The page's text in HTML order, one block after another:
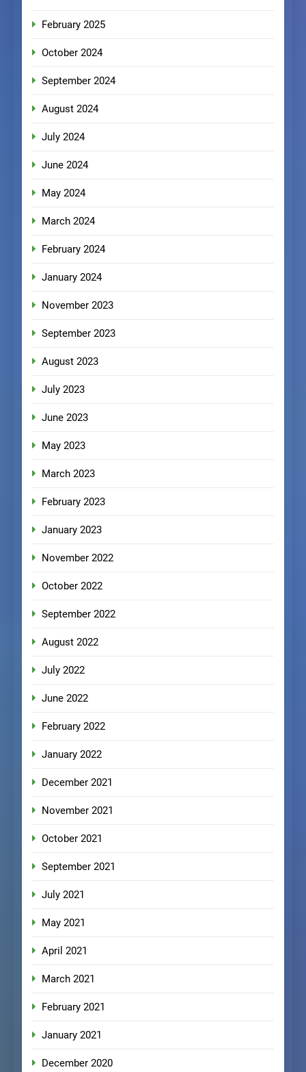
February 2025
October 2024
September 2024
August 2024
July 2024
June 2024
May 2024
March 2024
February 2024
January 2024
November 2023
September 2023
August 2023
July 2023
June 2023
May 2023
March 2023
February 2023
January 2023
November 2022
October 2022
September 2022
August 2022
July 2022
June 2022
February 2022
January 2022
December 2021
November 2021
October 2021
September 2021
July 2021
May 2021
April 2021
March 2021
February 2021
January 2021
December 2020